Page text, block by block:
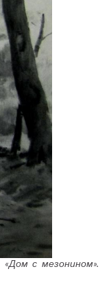
с мезонином».